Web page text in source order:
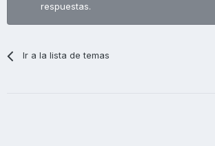
respuestas.
Ir a la lista de temas